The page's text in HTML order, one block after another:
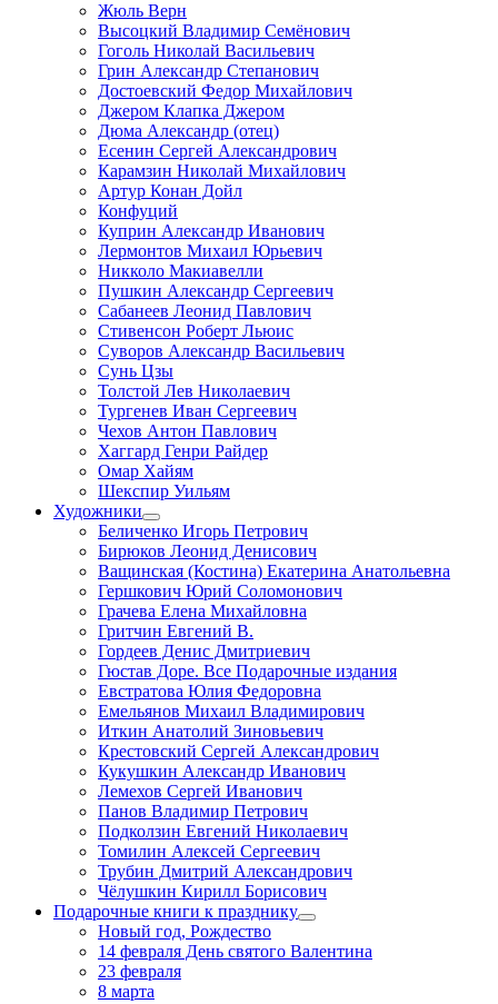
Жюль Верн
Высоцкий Владимир Семёнович
Гоголь Николай Васильевич
Грин Александр Степанович
Достоевский Федор Михайлович
Джером Клапка Джером
Дюма Александр (отец)
Есенин Сергей Александрович
Карамзин Николай Михайлович
Артур Конан Дойл
Конфуций
Куприн Александр Иванович
Лермонтов Михаил Юрьевич
Никколо Макиавелли
Пушкин Александр Сергеевич
Сабанеев Леонид Павлович
Стивенсон Роберт Льюис
Суворов Александр Васильевич
Сунь Цзы
Толстой Лев Николаевич
Тургенев Иван Сергеевич
Чехов Антон Павлович
Хаггард Генри Райдер
Омар Хайям
Шекспир Уильям
Художники
Беличенко Игорь Петрович
Бирюков Леонид Денисович
Ващинская (Костина) Екатерина Анатольевна
Гершкович Юрий Соломонович
Грачева Елена Михайловна
Гритчин Евгений В.
Гордеев Денис Дмитриевич
Гюстав Доре. Все Подарочные издания
Евстратова Юлия Федоровна
Емельянов Михаил Владимирович
Иткин Анатолий Зиновьевич
Крестовский Сергей Александрович
Кукушкин Александр Иванович
Лемехов Сергей Иванович
Панов Владимир Петрович
Подколзин Евгений Николаевич
Томилин Алексей Сергеевич
Трубин Дмитрий Александрович
Чёлушкин Кирилл Борисович
Подарочные книги к празднику
Новый год, Рождество
14 февраля День святого Валентина
23 февраля
8 марта